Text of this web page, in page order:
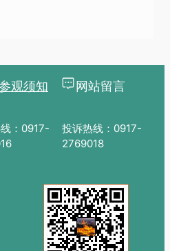
观须知 网站留言
：0917-
投诉热线：0917-
2769018